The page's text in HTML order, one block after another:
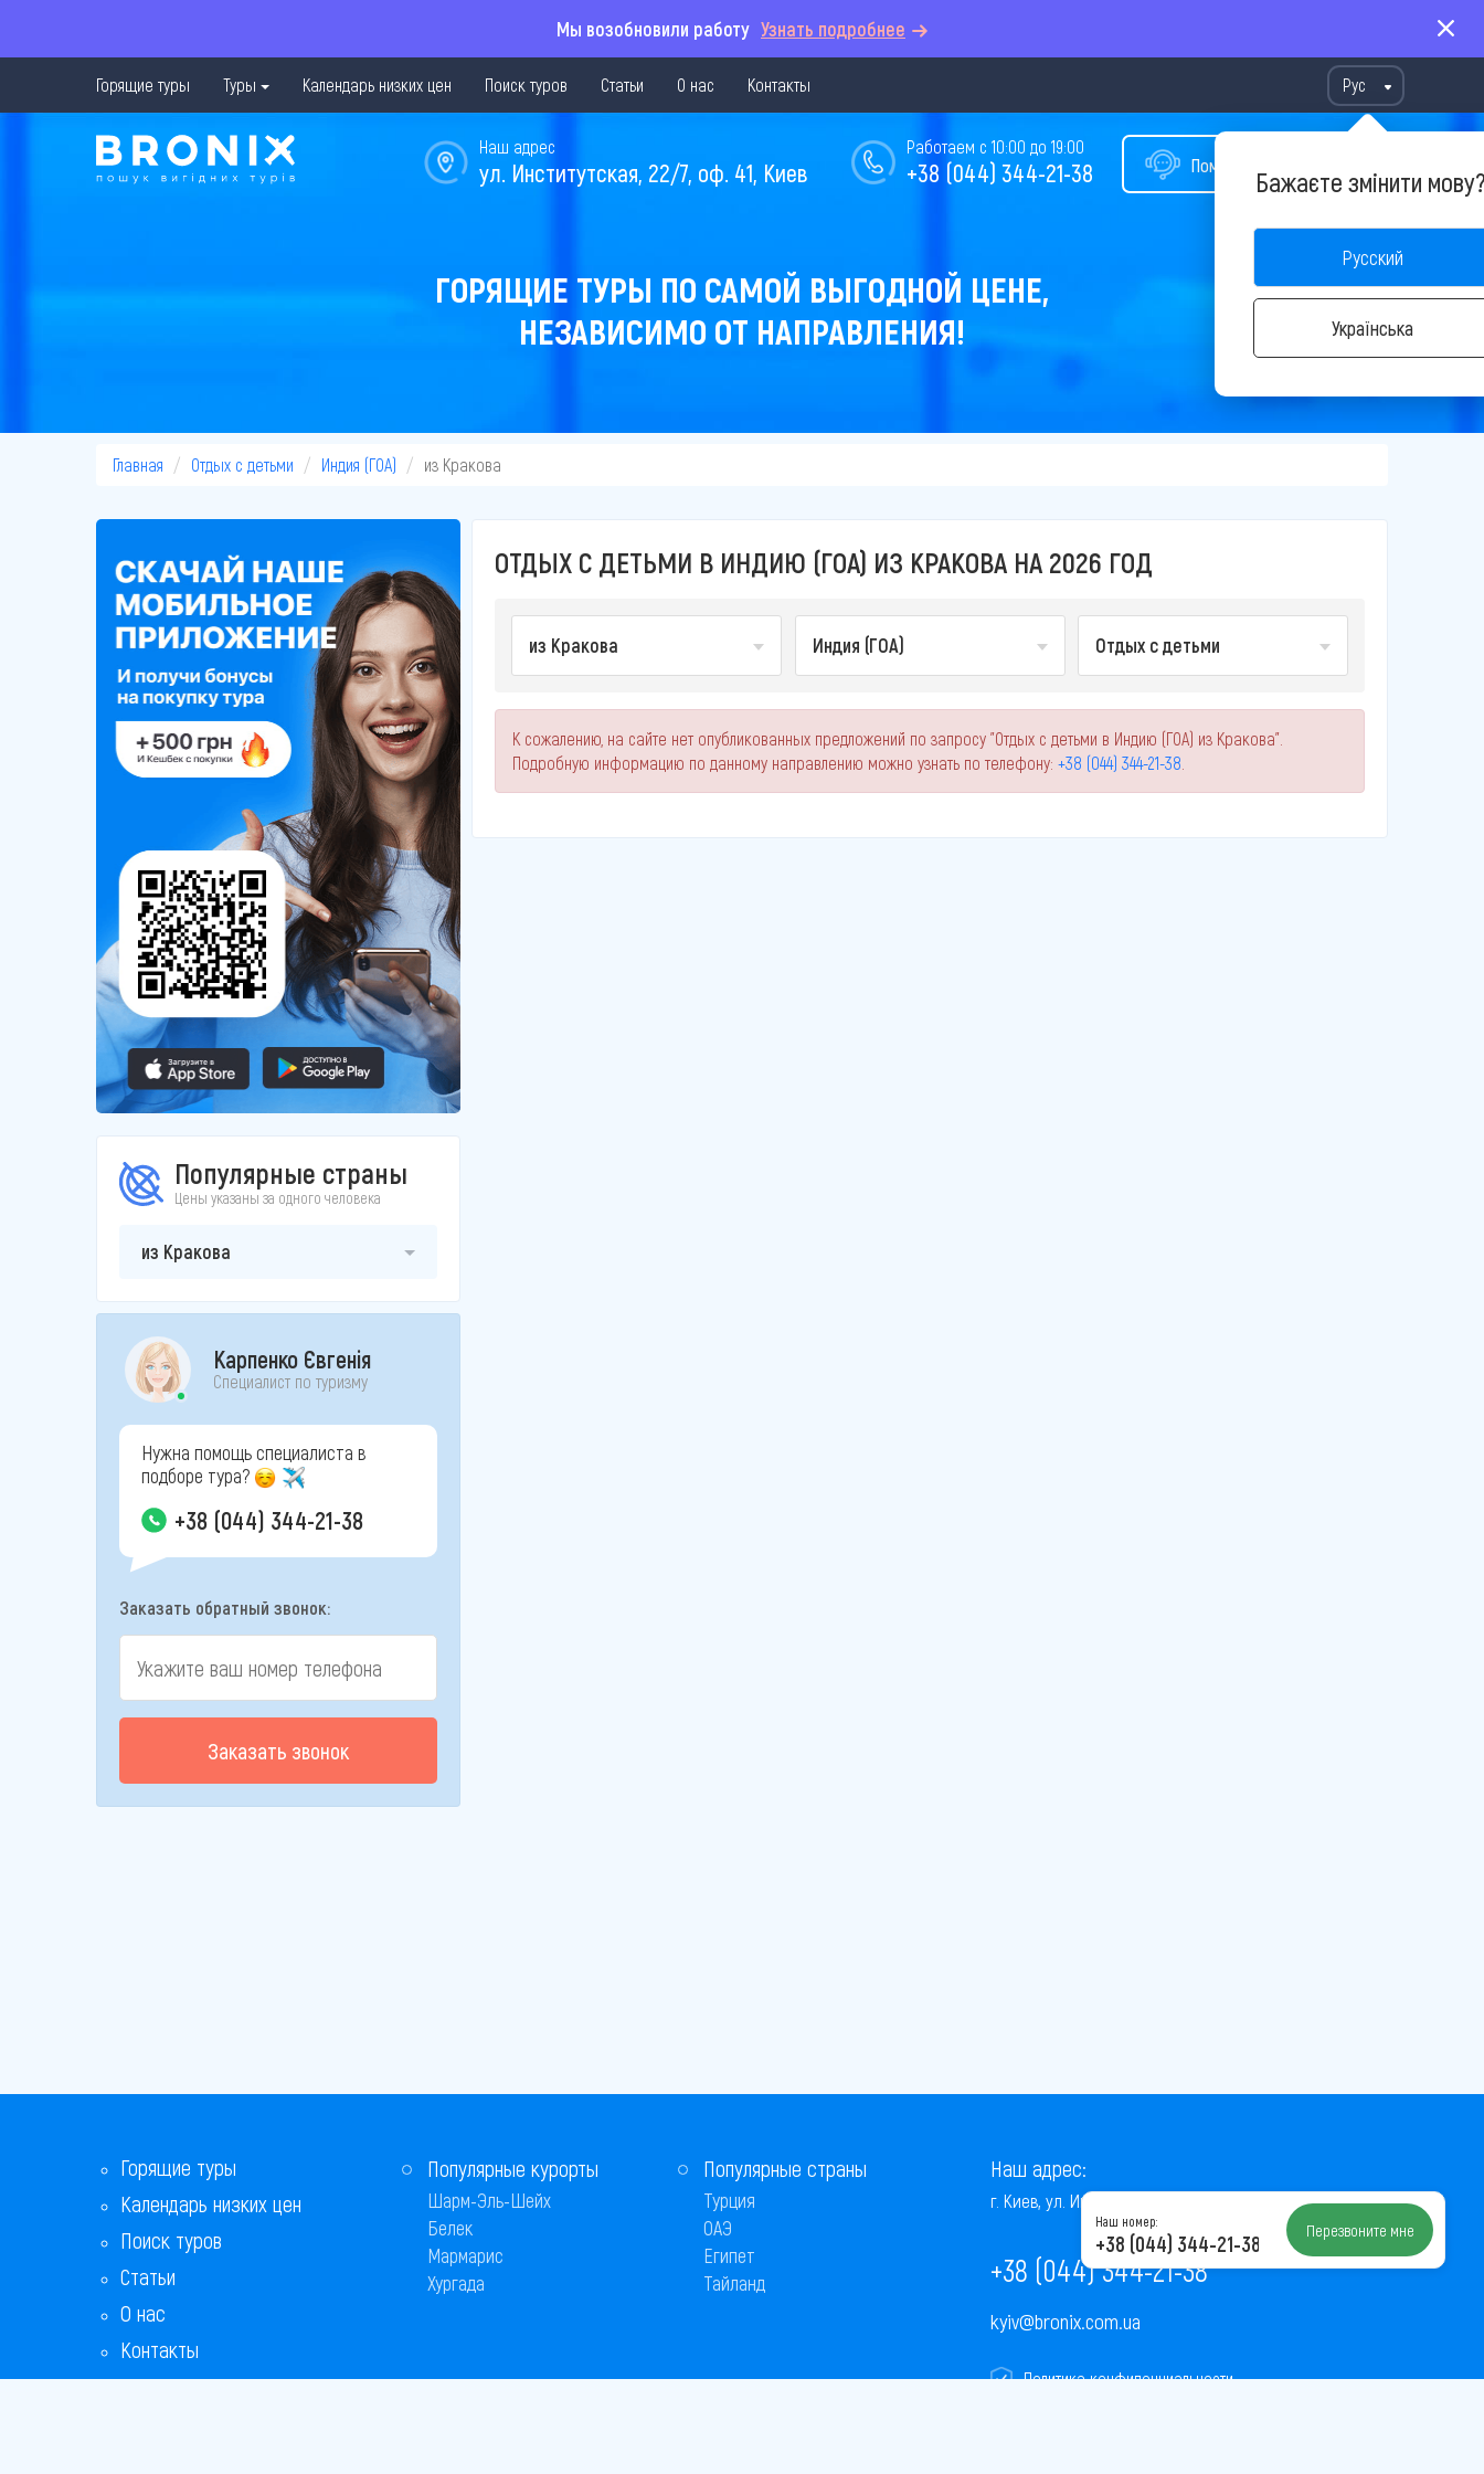
Мы возобновили работу Узнать подробнее
Горящие туры Туры Календарь низких цен Поиск туров Статьи О нас Контакты Рус
Бажаєте змінити
Русский
Українська
Помощь в подборе тура
Работаем с 10:00 до 19:00
+38 (044) 344-21-38
Наш адрес
ул. Институтская, 22/7, оф. 41, Киев
ГОРЯЩИЕ ТУРЫ ПО САМОЙ ВЫГОДНОЙ ЦЕНЕ,
НЕЗАВИСИМО ОТ НАПРАВЛЕНИЯ!
Главная Отдых с детьми Индия (ГОА) из Кракова
Популярные страны
Цены указаны за одного человека
из Кракова
Карпенко Євгенія
Специалист по туризму
Нужна помощь специалиста в
подборе тура?
+38 (044) 344-21-38
Заказать обратный звонок:
Заказать звонок
ОТДЫХ С ДЕТЬМИ В ИНДИЮ (ГОА) ИЗ КРАКОВА НА 2026 ГОД
из Кракова Индия (ГОА) Отдых с детьми
К сожалению, на сайте нет опубликованных предложений по запросу "Отдых с детьми в Индию (ГОА) из Кракова".
Подробную информацию по данному направлению можно узнать по телефону: +38 (044) 344-21-38
Горящие туры
Календарь низких цен
Поиск туров
Статьи
О нас
Контакты
Бонусная программа
Популярные курорты
Шарм-Эль-Шейх
Белек
Мармарис
Хургада
Популярные страны
Турция
ОАЭ
Египет
Тайланд
Наш адрес:
г. Киев, ул. Институтская, 22/7, оф. 41
+38 (044) 344-21-38
kyiv@bronix.com.ua
Политика конфиденциальности
Наш номер:
+38 (044) 344-21-38 Перезвоните мне